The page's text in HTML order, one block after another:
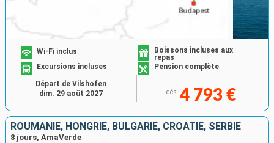
Wi-Fi inclus
Boissons incluses aux
repas
Excursions incluses
Pension complète
dès 4 793 €
Départ de Vilshofen
dim. 29 août 2027
ROUMANIE, HONGRIE, BULGARIE, CROATIE, SERBIE
8 jours, AmaVerde